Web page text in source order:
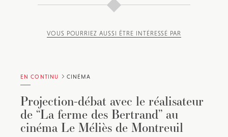
VOUS POURRIEZ AUSSI ÊTRE INTÉRESSÉ PAR
EN CONTINU CINÉMA
Projection-débat avec le réalisateur
de “La ferme des Bertrand” au
cinéma Le Méliès de Montreuil